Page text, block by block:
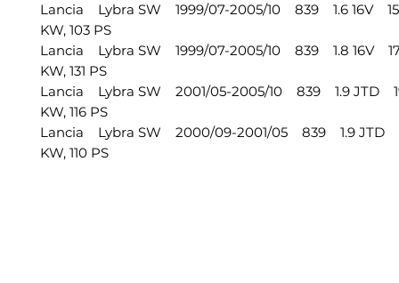
Lancia Lybra SW 1999/07-2005/10 839 1.6 16V
KW, 103 PS
Lancia Lybra SW 1999/07-2005/10 839 1.8 16V
KW, 131 PS
Lancia Lybra SW 2001/05-2005/10 839 1.9 JTD
KW, 116 PS
Lancia Lybra SW 2000/09-2001/05 839 1.9 JTD
KW, 110 PS